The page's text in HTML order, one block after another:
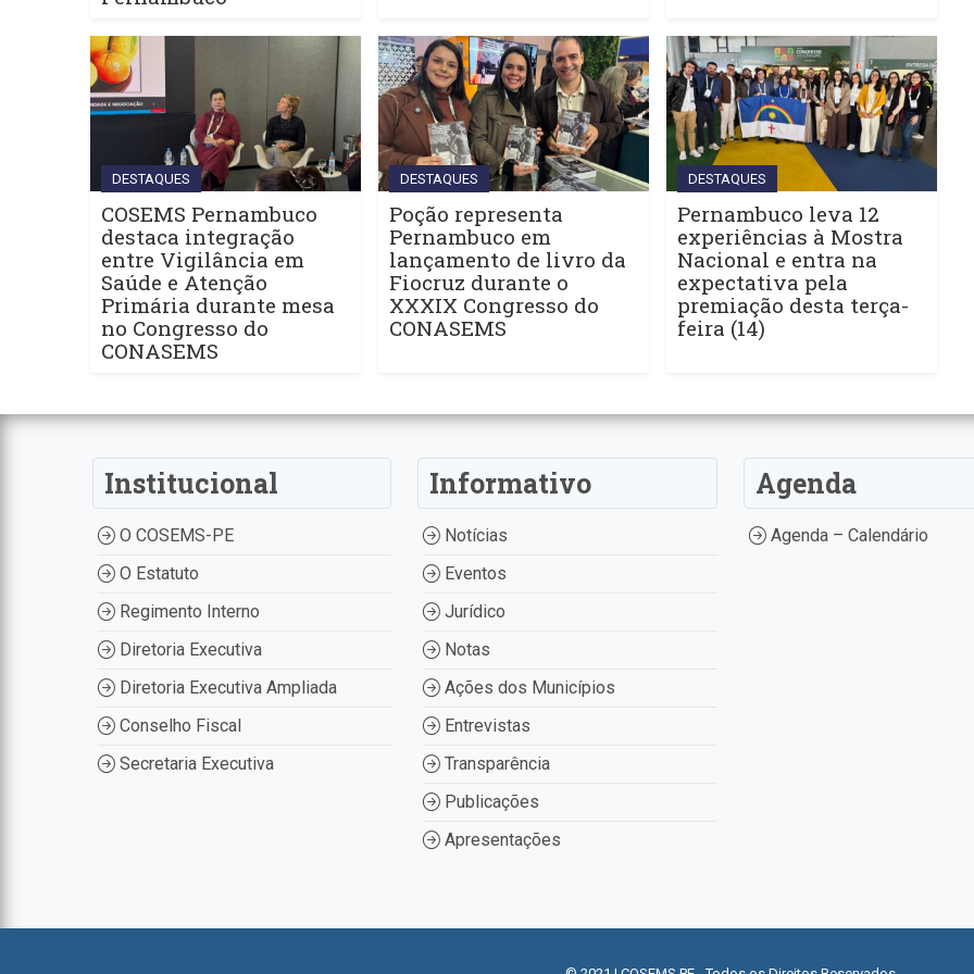
DESTAQUES
COSEMS Pernambuco
destaca integração
entre Vigilância em
Saúde e Atenção
Primária durante mesa
no Congresso do
CONASEMS
DESTAQUES
Poção representa
Pernambuco em
lançamento de livro da
Fiocruz durante o
XXXIX Congresso do
CONASEMS
DESTAQUES
Pernambuco leva 12
experiências à Mostra
Nacional e entra na
expectativa pela
premiação desta terça-
feira (14)
Institucional
O COSEMS-PE
O Estatuto
Regimento Interno
Diretoria Executiva
Diretoria Executiva Ampliada
Conselho Fiscal
Secretaria Executiva
Informativo
Notícias
Eventos
Jurídico
Notas
Ações dos Municípios
Entrevistas
Transparência
Publicações
Apresentações
Agenda
Agenda – Calendário